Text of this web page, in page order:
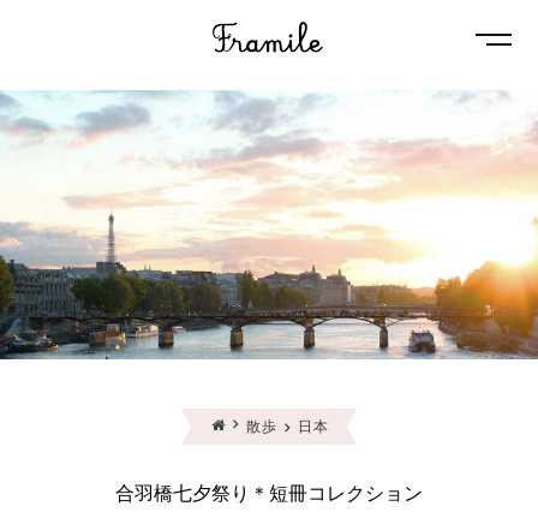
散歩 日本
合羽橋七夕祭り＊短冊コレクション